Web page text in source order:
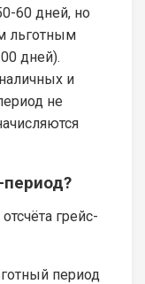
60 дней, но
льготным
дней).
и
не
период?
грейс-
период